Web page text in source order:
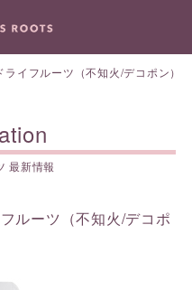
ライフルーツ（不知火/デコポン）
最新情報
ルーツ（不知火/デコポ